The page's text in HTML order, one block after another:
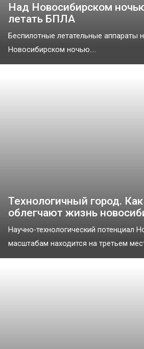
Над Новосибирском
летать БПЛА
Беспилотные летательные аппараты
Новосибирском ночью....
Технологичный город.
облегчают жизнь
Научно-технологический потенциал
масштабам находится на третьем